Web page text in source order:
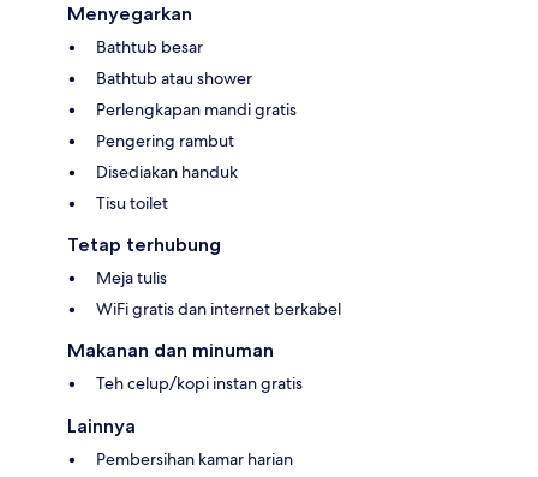
Menyegarkan
Bathtub besar
Bathtub atau shower
Perlengkapan mandi gratis
Pengering rambut
Disediakan handuk
Tisu toilet
Tetap terhubung
Meja tulis
WiFi gratis dan internet berkabel
Makanan dan minuman
Teh celup/kopi instan gratis
Lainnya
Pembersihan kamar harian